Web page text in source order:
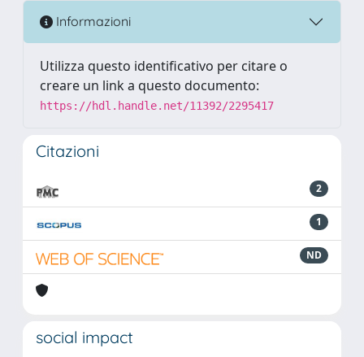
Informazioni
Utilizza questo identificativo per citare o
creare un link a questo documento:
https://hdl.handle.net/11392/2295417
Citazioni
2
1
ND
social impact